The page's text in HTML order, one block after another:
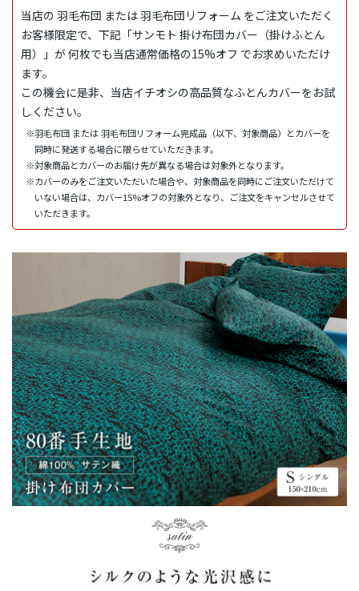
当店の 羽毛布団 または 羽毛布団リフォーム をご注文いただく
お客様限定で、下記「サンモト 掛け布団カバー（掛けふとん
用）」が 何枚でも当店通常価格の15%オフ でお求めいただけ
ます。
この機会に是非、当店イチオシの高品質なふとんカバーをお試
しください。
※羽毛布団 または 羽毛布団リフォーム完成品（以下、対象商品）とカバーを
同時に発送する場合に限らせていただきます。
※対象商品とカバーのお届け先が異なる場合は対象外となります。
※カバーのみをご注文いただいた場合や、対象商品を同時にご注文いただけて
いない場合は、カバー15%オフの対象外となり、ご注文をキャンセルさせて
いただきます。